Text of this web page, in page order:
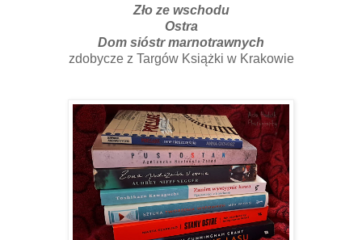
Zło ze wschodu
Ostra
Dom sióstr marnotrawnych
zdobycze z Targów Książki w Krakowie